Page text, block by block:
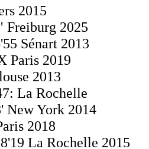
2015
Freiburg 2025
Sénart 2013
Paris 2019
2013
La Rochelle
New York 2014
2018
La Rochelle 2015